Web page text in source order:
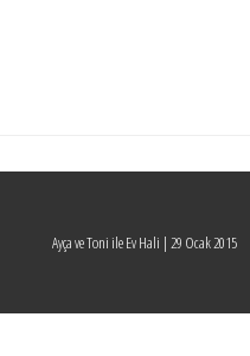
Ayça ve Toni ile Ev Hali | 29 Ocak 2015